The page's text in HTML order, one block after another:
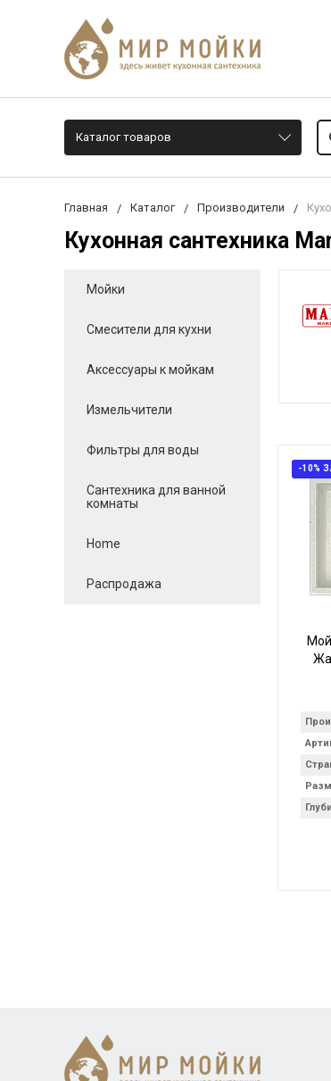
Каталог товаров
Главная Каталог Производители
Кухонная сантехника
Мойки
Смесители для кухни
Аксессуары к мойкам
Измельчители
Фильтры для воды
Сантехника для ванной
комнаты
Home
Распродажа
-10%